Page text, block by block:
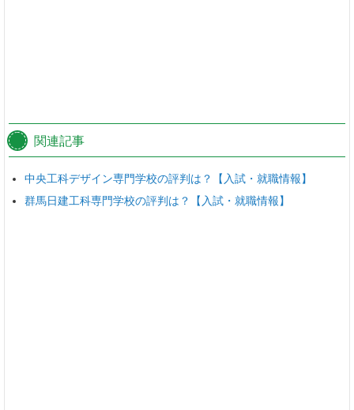
関連記事
中央工科デザイン専門学校の評判は？【入試・就職情報】
群馬日建工科専門学校の評判は？【入試・就職情報】